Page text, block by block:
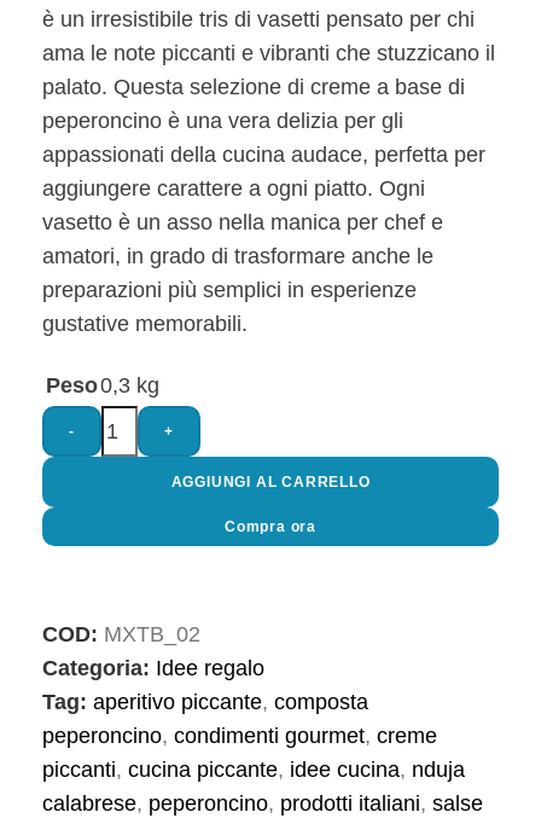
è un irresistibile tris di vasetti pensato per chi
ama le note piccanti e vibranti che stuzzicano il
palato. Questa selezione di creme a base di
peperoncino è una vera delizia per gli
appassionati della cucina audace, perfetta per
aggiungere carattere a ogni piatto. Ogni
vasetto è un asso nella manica per chef e
amatori, in grado di trasformare anche le
preparazioni più semplici in esperienze
gustative memorabili.
Peso0,3 kg
- +
AGGIUNGI AL CARRELLO
Compra ora
COD: MXTB_02
Categoria: Idee regalo
Tag: aperitivo piccante, composta
peperoncino, condimenti gourmet, creme
piccanti, cucina piccante, idee cucina, nduja
calabrese, peperoncino, prodotti italiani, salse